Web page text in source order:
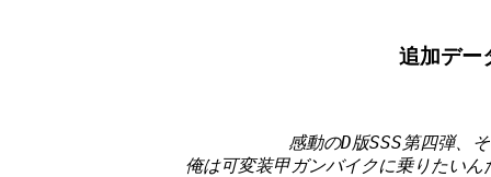
追加デー
感動のD版SSS第四弾、
俺は可変装甲ガンバイクに乗りたいん